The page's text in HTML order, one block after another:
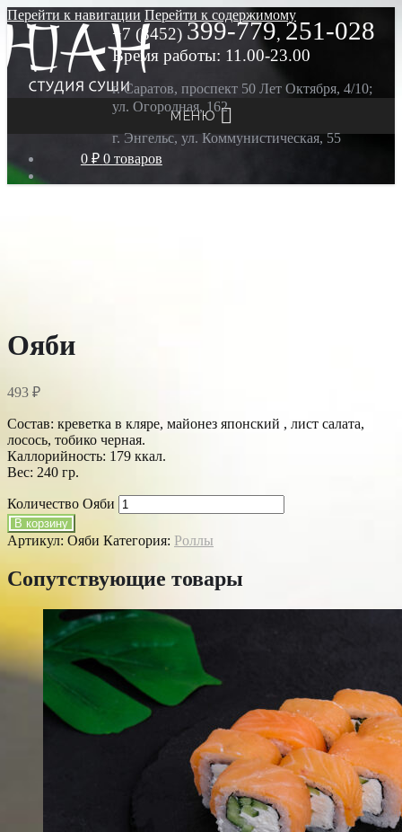
Перейти к навигации Перейти к содержимому
МЕНЮ
0 ₽ 0 товаров
+7 (8452) 399-779, 251-028
Время работы: 11.00-23.00
г. Саратов, проспект 50 Лет Октября, 4/10;
ул. Огородная, 162
г. Энгельс, ул. Коммунистическая, 55
Ояби
493 ₽
Cостав: креветка в кляре, майонез японский , лист салата,
лосось, тобико черная.
Каллорийность: 179 ккал.
Вес: 240 гр.
Количество Ояби
В корзину
Артикул: Ояби Категория: Роллы
Сопутствующие товары